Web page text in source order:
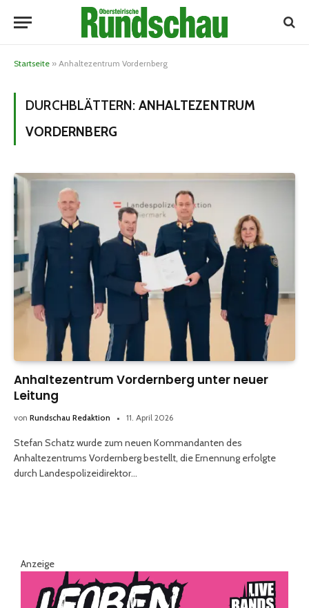
Startseite » Anhaltezentrum Vordernberg
DURCHBLÄTTERN: ANHALTEZENTRUM
VORDERNBERG
Anhaltezentrum Vordernberg unter neuer
Leitung
von Rundschau Redaktion 11. April 2026
Stefan Schatz wurde zum neuen Kommandanten des
Anhaltezentrums Vordernberg bestellt, die Ernennung erfolgte
durch Landespolizeidirektor…
Anzeige